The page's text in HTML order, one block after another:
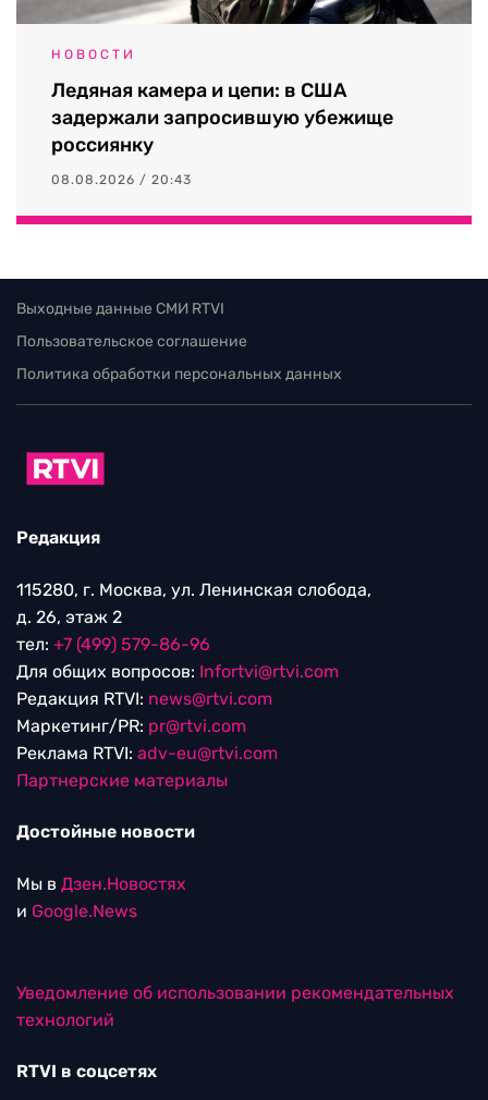
НОВОСТИ
Ледяная камера и цепи: в США
задержали запросившую убежище
россиянку
08.08.2026 / 20:43
Выходные данные СМИ RTVI
Пользовательское соглашение
Политика обработки персональных данных
Редакция
115280, г. Москва, ул. Ленинская слобода,
д. 26, этаж 2
тел: +7 (499) 579-86-96
Для общих вопросов: Infortvi@rtvi.com
Редакция RTVI: news@rtvi.com
Маркетинг/PR: pr@rtvi.com
Реклама RTVI: adv-eu@rtvi.com
Партнерские материалы
Достойные новости
Мы в Дзен.Новостях
и Google.News
Уведомление об использовании рекомендательных
технологий
RTVI в соцсетях